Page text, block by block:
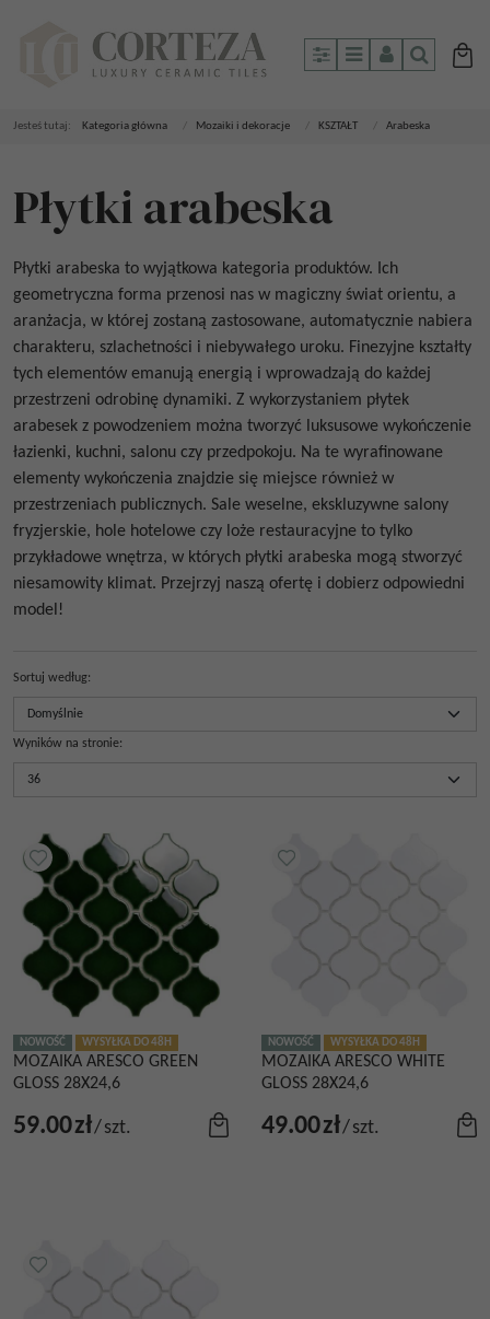
PanelMenuPanelSzukaj
Jesteś tutaj: Kategoria główna Mozaiki i dekoracje KSZTAŁT Arabeska
Płytki arabeska
Płytki arabeska to wyjątkowa kategoria produktów. Ich
geometryczna forma przenosi nas w magiczny świat orientu, a
aranżacja, w której zostaną zastosowane, automatycznie nabiera
charakteru, szlachetności i niebywałego uroku. Finezyjne kształty
tych elementów emanują energią i wprowadzają do każdej
przestrzeni odrobinę dynamiki. Z wykorzystaniem płytek
arabesek z powodzeniem można tworzyć luksusowe wykończenie
łazienki, kuchni, salonu czy przedpokoju. Na te wyrafinowane
elementy wykończenia znajdzie się miejsce również w
przestrzeniach publicznych. Sale weselne, ekskluzywne salony
fryzjerskie, hole hotelowe czy loże restauracyjne to tylko
przykładowe wnętrza, w których płytki arabeska mogą stworzyć
niesamowity klimat. Przejrzyj naszą ofertę i dobierz odpowiedni
model!
Sortuj według:
Wyników na stronie:
NOWOŚĆ WYSYŁKA DO 48H
MOZAIKA ARESCO GREEN
GLOSS 28X24,6
59.00zł/szt.
NOWOŚĆ WYSYŁKA DO 48H
MOZAIKA ARESCO WHITE
GLOSS 28X24,6
49.00zł/szt.